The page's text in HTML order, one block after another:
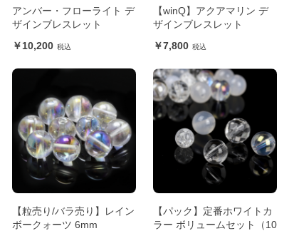
アンバー・フローライト デ
ザインブレスレット
10,200
【winQ】アクアマリン デ
ザインブレスレット
7,800
【粒売り/バラ売り】レイン
ボークォーツ 6mm
【パック】定番ホワイトカ
ラー ボリュームセット（10